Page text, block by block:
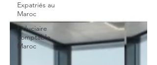
Expatriés au
Maroc
Fiduciaire
comptable
Maroc